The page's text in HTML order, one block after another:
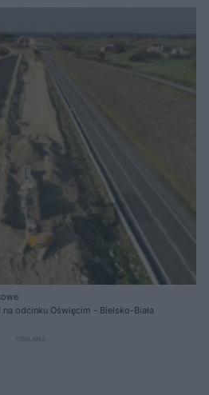
odcinku Oświęcim - Bielsko-Biała